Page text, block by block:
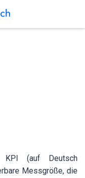
(auf Deutsch
Messgröße, die